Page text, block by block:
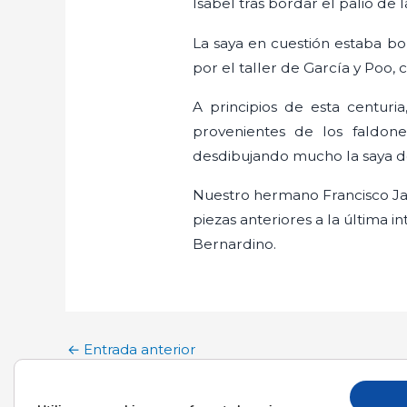
Isabel tras bordar el palio de
La saya en cuestión estaba
por el taller de García y Poo,
A principios de esta
provenientes de los
desdibujando mucho la saya
Nuestro hermano Francisco
piezas anteriores a la última
Bernardino.
← Entrada anterior